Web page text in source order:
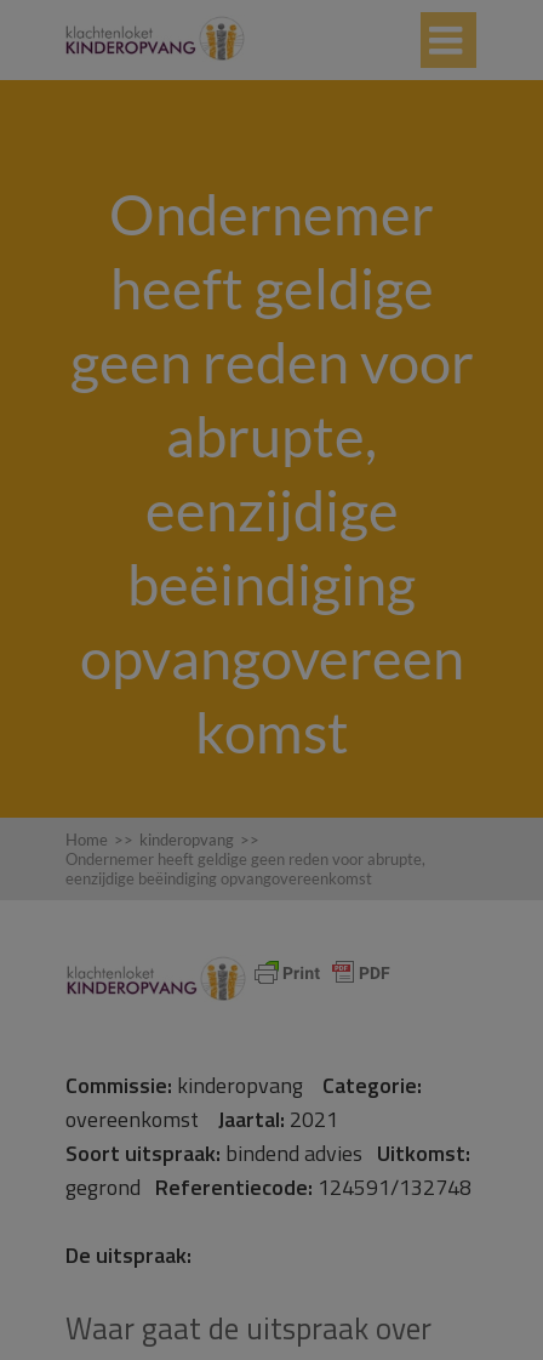

Ondernemer
heeft geldige
geen reden voor
abrupte,
eenzijdige
beëindiging
opvangovereen
komst
Home >> kinderopvang >>
Ondernemer heeft geldige geen reden voor abrupte,
eenzijdige beëindiging opvangovereenkomst
Commissie: kinderopvang Categorie:
overeenkomst Jaartal: 2021
Soort uitspraak: bindend advies Uitkomst:
gegrond Referentiecode: 124591/132748
De uitspraak:
Waar gaat de uitspraak over